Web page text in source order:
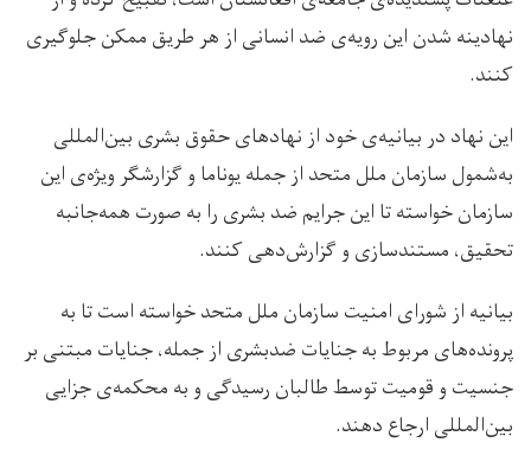
نهادینه شدن این رویه‌ی ضد انسانی از هر طریق ممکن جلوگیری
کنند.
این نهاد در بیانیه‌ی خود از نهادهای حقوق بشری بین‌المللی
به‌شمول سازمان ملل متحد از جمله یوناما و گزارشگر ویژه‌ی این
سازمان خواسته تا این جرایم ضد بشری را به صورت همه‌جانبه
تحقیق، مستندسازی و گزارش‌دهی کنند.
بیانیه از شورای امنیت سازمان ملل متحد خواسته است تا به
پرونده‌های مربوط به جنایات ضدبشری از جمله، جنایات مبتنی بر
جنسیت و قومیت توسط طالبان رسیدگی و به محکمه‌ی جزایی
بین‌المللی ارجاع دهند.